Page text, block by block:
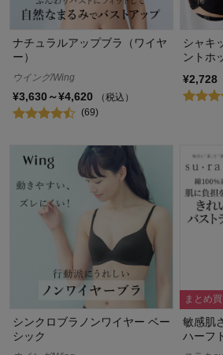
ナチュラルアップブラ（ワイヤ
ー）
ウイング/Wing
¥3,630～¥4,620
（税込）
(69)
シャキ
ントホ
¥2,728
シンクロブラノンワイヤー ベー
シック
まとめ
敏感肌
ハーフ